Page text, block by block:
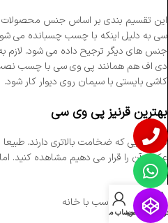
این تقسیم بندی بر اساس جنس
سی به دلیل اینکه با چسب چسبانده می
جنس های دیگر ترجیح داده می شود.
دی اف هم همانند پی وی سی با چسب
کاشی بایستی با سیمان روی دیوار کار شود.
بهترین قرنیز پی وی سی
مدل هایی که ضخامت بالاتری دارند. طبیعا
عکس آن را قرار می دهیم مشاهده کنید.
نمی آید.
طرح و رنگ متناسب با خانه
سبد خریدحساب من